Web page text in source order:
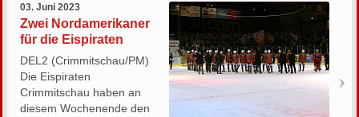
03. Juni 2023
Zwei Nordamerikaner
für die Eispiraten
DEL2 (Crimmitschau/PM)
Die Eispiraten
Crimmitschau haben an
diesem Wochenende den